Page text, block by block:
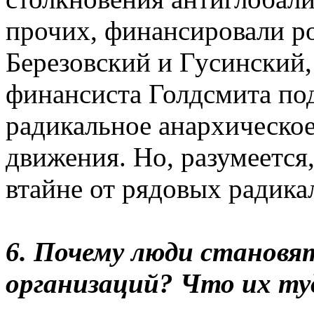
прочих, финансировали
Березовский и
финансиста Голдсмита
радикальное
движения. Но,
втайне от рядовых
6. Почему люди
организаций? Что их